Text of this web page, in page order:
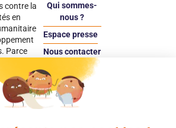
contre la
en
Parce
CARE met
au cœur
Qui sommes-
nous ?
Espace presse
Nous contacter
Espace
donateur